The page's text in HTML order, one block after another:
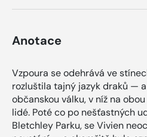
Anotace
Vzpoura se odehrává ve
rozluštila tajný jazyk draků —
občanskou válku, v níž na
lidé. Poté co po nešťastných
Bletchley Parku, se Vivien